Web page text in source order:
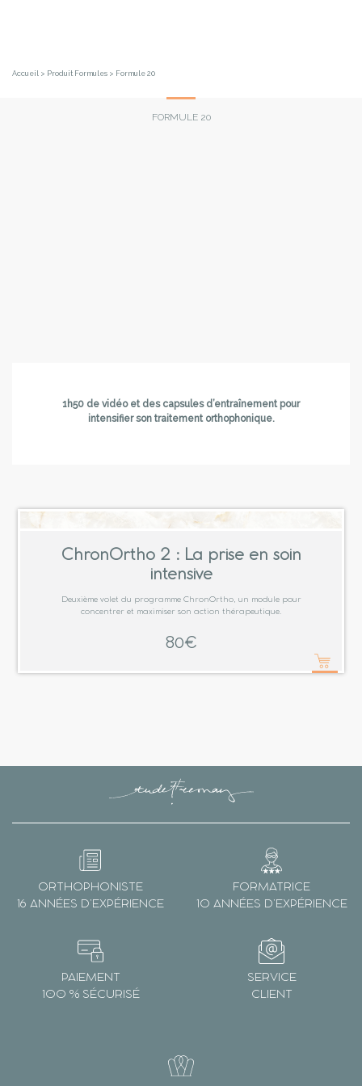
Accueil > Produit Formules > Formule 20
FORMULE 20
1h50 de vidéo et des capsules d’entraînement pour
intensifier son traitement orthophonique.
ChronOrtho 2 : La prise en soin
intensive
Deuxième volet du programme ChronOrtho, un module pour
concentrer et maximiser son action thérapeutique.
80€
ORTHOPHONISTE
16 ANNÉES D’EXPÉRIENCE
FORMATRICE
10 ANNÉES D’EXPÉRIENCE
PAIEMENT
100 % SÉCURISÉ
SERVICE
CLIENT